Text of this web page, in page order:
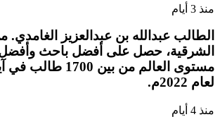
منذ 3 أيام
الطالب عبدالله بن عبدالعزيز الغامدي.
الشرقية، حصل على أفضل باحث
مستوى العالم من بين
لعام 2022م.
منذ 4 أيام